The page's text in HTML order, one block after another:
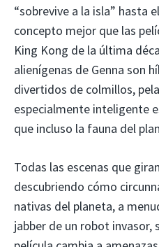
“sobrevive a la isla” hasta
concepto mejor que las
King Kong de la última
alienígenas de Genna son
divertidos de colmillos,
especialmente inteligente
que incluso la fauna del
Todas las escenas que
descubriendo cómo
nativas del planeta, a
jabber de un robot invasor,